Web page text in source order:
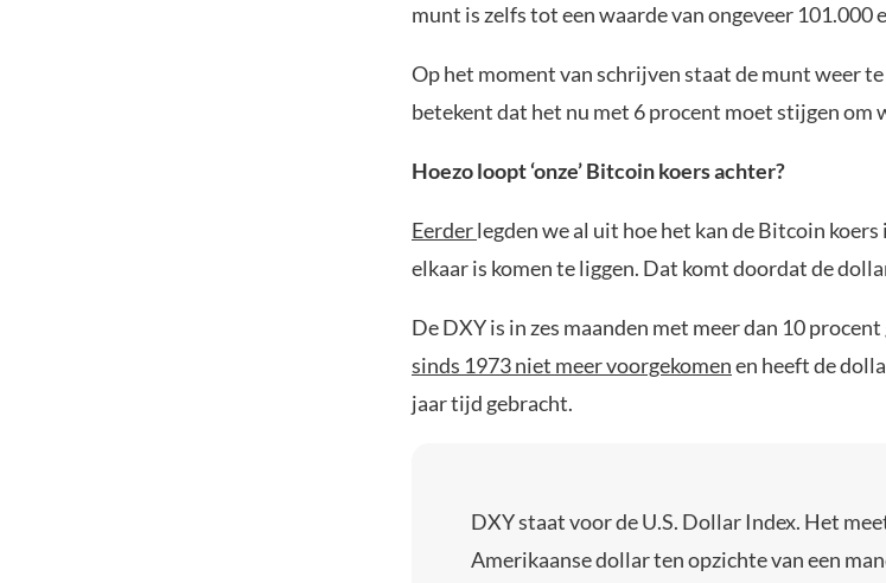
munt is zelfs tot een waarde van ongeveer 101.000
Op het moment van schrijven staat de munt weer
betekent dat het nu met 6 procent moet stijgen om
Hoezo loopt ‘onze’ Bitcoin koers achter?
Eerderlegden we al uit hoe het kan de Bitcoin koers
elkaar is komen te liggen. Dat komt doordat de
De DXY is in zes maanden met meer dan 10
sinds 1973 niet meer voorgekomenen heeft de
jaar tijd gebracht.
DXY staat voor de U.S. Dollar Index. Het
Amerikaanse dollar ten opzichte van een